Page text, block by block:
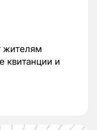
жителям
квитанции и